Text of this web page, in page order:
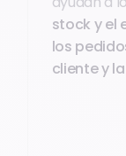
stock y el
los
cliente y